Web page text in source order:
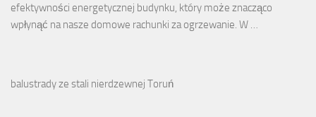
efektywności energetycznej budynku, który może znacząco
wpłynąć na nasze domowe rachunki za ogrzewanie. W …
balustrady ze stali nierdzewnej Toruń